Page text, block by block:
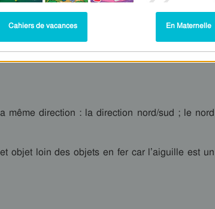
même direction : la direction nord/sud ; le nord
objet loin des objets en fer car l’aiguille est un
Cahiers de vacances En Maternelle